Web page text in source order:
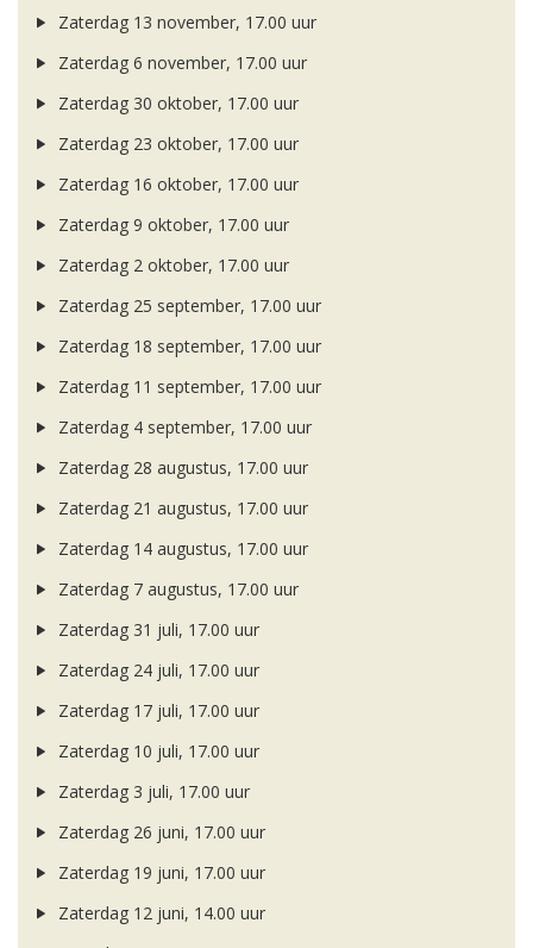
Zaterdag 13 november, 17.00 uur
Zaterdag 6 november, 17.00 uur
Zaterdag 30 oktober, 17.00 uur
Zaterdag 23 oktober, 17.00 uur
Zaterdag 16 oktober, 17.00 uur
Zaterdag 9 oktober, 17.00 uur
Zaterdag 2 oktober, 17.00 uur
Zaterdag 25 september, 17.00 uur
Zaterdag 18 september, 17.00 uur
Zaterdag 11 september, 17.00 uur
Zaterdag 4 september, 17.00 uur
Zaterdag 28 augustus, 17.00 uur
Zaterdag 21 augustus, 17.00 uur
Zaterdag 14 augustus, 17.00 uur
Zaterdag 7 augustus, 17.00 uur
Zaterdag 31 juli, 17.00 uur
Zaterdag 24 juli, 17.00 uur
Zaterdag 17 juli, 17.00 uur
Zaterdag 10 juli, 17.00 uur
Zaterdag 3 juli, 17.00 uur
Zaterdag 26 juni, 17.00 uur
Zaterdag 19 juni, 17.00 uur
Zaterdag 12 juni, 14.00 uur